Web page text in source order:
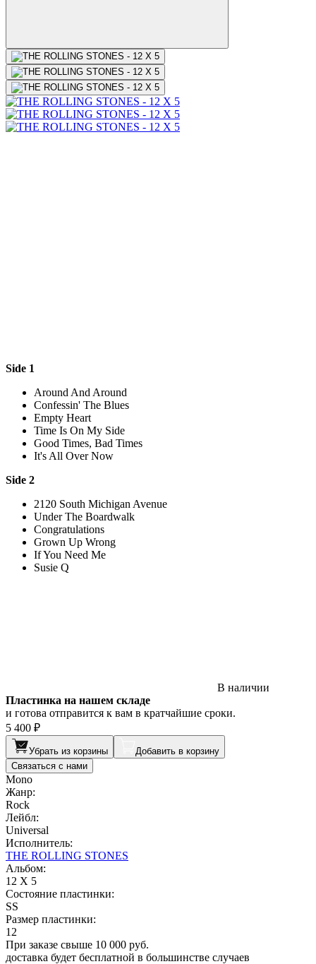
Side 1
Around And Around
Confessin' The Blues
Empty Heart
Time Is On My Side
Good Times, Bad Times
It's All Over Now
Side 2
2120 South Michigan Avenue
Under The Boardwalk
Congratulations
Grown Up Wrong
If You Need Me
Susie Q
В наличии
Пластинка на нашем складе
и готова отправится к вам в кратчайшие сроки.
5 400 ₽
Убрать из корзины
Добавить в корзину
Связаться с нами
Mono
Жанр:
Rock
Лейбл:
Universal
Исполнитель:
THE ROLLING STONES
Альбом:
12 X 5
Состояние пластинки:
SS
Размер пластинки:
12
При заказе свыше 10 000 руб.
доставка будет бесплатной в большинстве случаев